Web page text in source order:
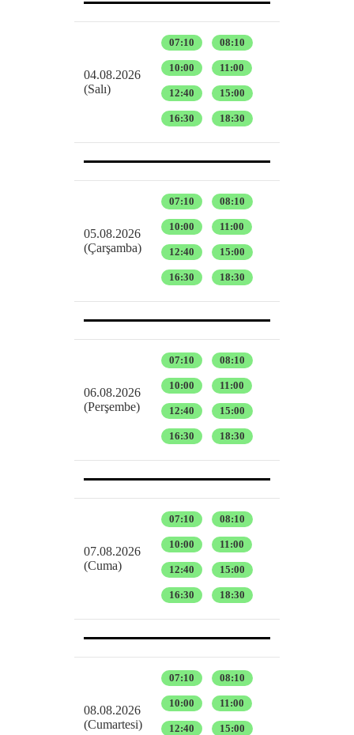
04.08.2026
(Salı)
07:10 08:10
10:00 11:00
12:40 15:00
16:30 18:30
05.08.2026
(Çarşamba)
07:10 08:10
10:00 11:00
12:40 15:00
16:30 18:30
06.08.2026
(Perşembe)
07:10 08:10
10:00 11:00
12:40 15:00
16:30 18:30
07.08.2026
(Cuma)
07:10 08:10
10:00 11:00
12:40 15:00
16:30 18:30
08.08.2026
(Cumartesi)
07:10 08:10
10:00 11:00
12:40 15:00